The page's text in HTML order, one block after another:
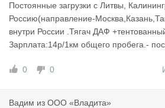
Постоянные загрузки с Литвы,
Россию(направление-
внутри России .Тягач ДАФ
Зарплата:14р/1км общего пробега.-
0 0
Вадим из ООО «Владита»